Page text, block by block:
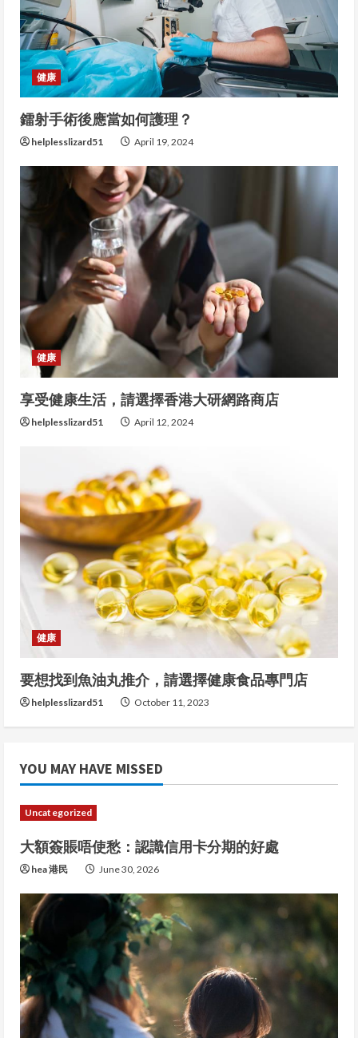
e
a
d
i
n
g
健康
鐳射手術後應當如何護理？
helplesslizard51 April 19, 2024
健康
享受健康生活，請選擇香港大研網路商店
helplesslizard51 April 12, 2024
健康
要想找到魚油丸推介，請選擇健康食品專門店
helplesslizard51 October 11, 2023
YOU MAY HAVE MISSED
Uncategorized
大額簽賬唔使愁：認識信用卡分期的好處
hea 港民 June 30, 2026